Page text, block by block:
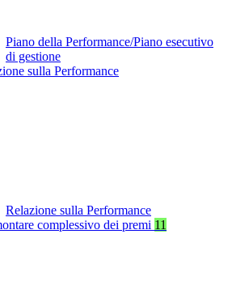
Piano della Performance/Piano esecutivo
di gestione
sulla Performance
Relazione sulla Performance
complessivo dei premi 11